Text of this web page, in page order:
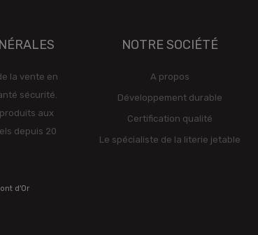
la vente en
sécurité.
aux
depuis 20
d'Or
NOTRE SOCIÉTÉ
A propos
Développement durable
Certification qualité
Le spécialiste de la literie jetable